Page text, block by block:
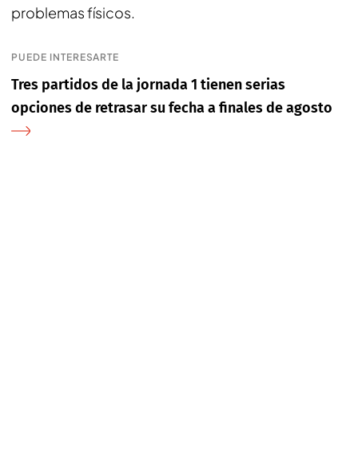
problemas físicos.
PUEDE INTERESARTE
Tres partidos de la jornada 1 tienen serias
opciones de retrasar su fecha a finales de agosto